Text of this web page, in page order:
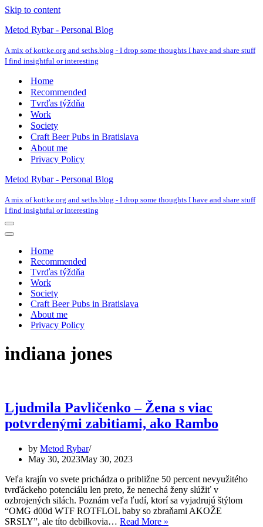
Skip to content
Metod Rybar - Personal Blog
A mix of kottke.org and seths.blog - I drop some thoughts I have and share stuff
I find insightful or interesting
Home
Recommended
Tvrďas týždňa
Work
Society
Craft Beer Pubs in Bratislava
About me
Privacy Policy
Metod Rybar - Personal Blog
A mix of kottke.org and seths.blog - I drop some thoughts I have and share stuff
I find insightful or interesting
Navigation
Menu
Navigation
Home
Recommended
Tvrďas týždňa
Work
Society
Craft Beer Pubs in Bratislava
About me
Privacy Policy
indiana jones
Ljudmila Pavličenko – Žena s viac
potvrdenými zabitiami, ako Rambo
by Metod Rybar
May 30, 2023May 30, 2023
Veľa krajín vo svete prichádza o približne 50 percent nevyužitého
tvrďáckeho potenciálu len preto, že nenechá ženy slúžiť v
ozbrojených silách. Poznám veľa ľudí, ktorí sa vyjadrujú štýlom
“OMG d00d WTF ROTFLOL baby so zbraňami AKOŽE
SRSLY”, ale títo debilkovia… Read More »